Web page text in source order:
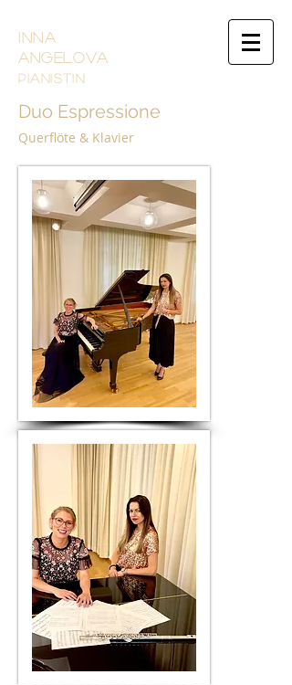
INNA
ANGELOVA
PIANistin
Duo Espressione
Querflöte & Klavier